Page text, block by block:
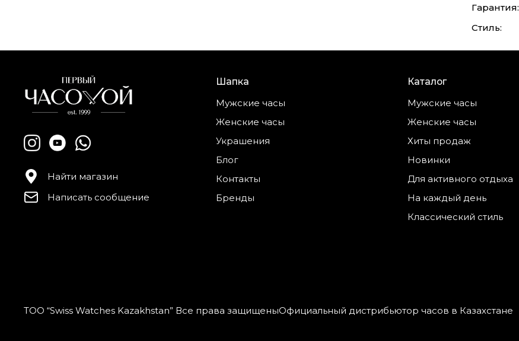
Гарантия:
Стиль:
Найти магазин
Написать сообщение
Шапка
Мужские часы
Женские часы
Украшения
Блог
Контакты
Бренды
Каталог
Мужские часы
Женские часы
Хиты продаж
Новинки
Для активного отдыха
На каждый день
Классический стиль
ТОО “Swiss Watches Kazakhstan” Все права защищеныОфициальный дистрибьютор часов в Казахстане